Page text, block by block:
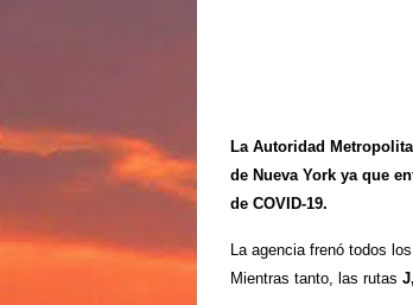
La Autoridad
de Nueva York ya que
de COVID-19.
La agencia frenó todos
Mientras tanto, las rutas